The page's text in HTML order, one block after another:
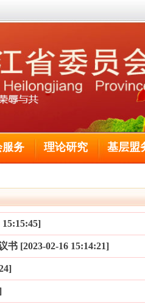
服务 理论研究 基层盟
[2023-02-16 15:14:21]